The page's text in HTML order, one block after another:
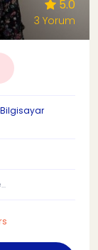
5.0
3 Yorum